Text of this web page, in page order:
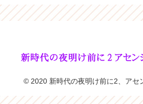
© 2020 新時代の夜明け前に2、アセ